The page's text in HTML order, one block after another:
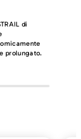
di
prolungato.